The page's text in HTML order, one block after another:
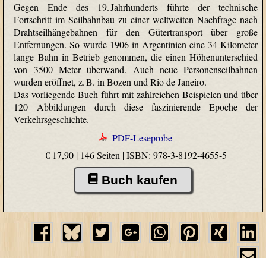
Gegen Ende des 19. Jahrhunderts führte der technische
Fortschritt im Seilbahnbau zu einer weltweiten Nachfrage nach
Drahtseilhängebahnen für den Gütertransport über große
Entfernungen. So wurde 1906 in Argentinien eine 34 Kilometer
lange Bahn in Betrieb genommen, die einen Höhenunterschied
von 3500 Meter überwand. Auch neue Personenseilbahnen
wurden eröffnet, z. B. in Bozen und Rio de Janeiro.
Das vorliegende Buch führt mit zahlreichen Beispielen und über
120 Abbildungen durch diese faszinierende Epoche der
Verkehrsgeschichte.
PDF-Leseprobe
€ 17,90 | 146 Seiten |ISBN: 978-3-8192-4655-5
Buch kaufen